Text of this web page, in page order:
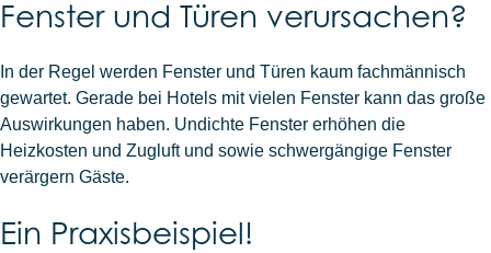
Fenster und Türen verursachen?
In der Regel werden Fenster und Türen kaum fachmännisch
gewartet. Gerade bei Hotels mit vielen Fenster kann das große
Auswirkungen haben. Undichte Fenster erhöhen die
Heizkosten und Zugluft und sowie schwergängige Fenster
verärgern Gäste.
Ein Praxisbeispiel!